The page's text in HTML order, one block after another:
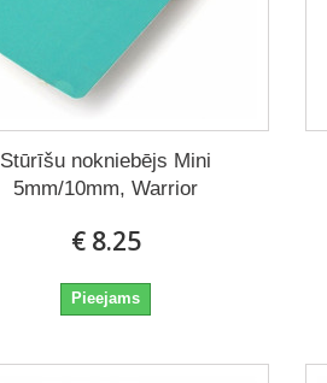
Stūrīšu nokniebējs Mini
5mm/10mm, Warrior
€ 8.25
Pieejams